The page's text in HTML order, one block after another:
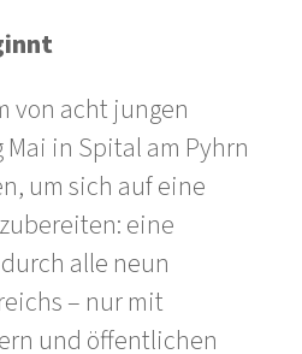
von acht jungen
in Spital am Pyhrn
um sich auf eine
eine
alle neun
– nur mit
und öffentlichen